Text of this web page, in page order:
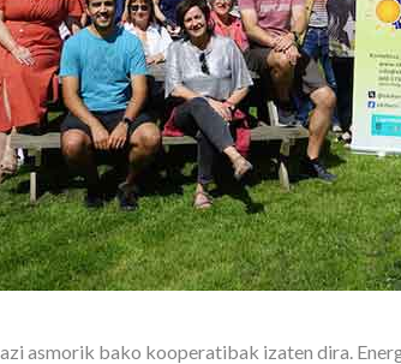
asmorik bako kooperatibak izaten dira.